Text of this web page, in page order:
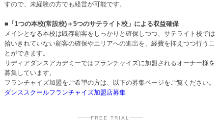
すので、未経験の方でも経営が可能です。
■「1つの本校(常設校)＋5つのサテライト校」による収益確保
メインとなる本校は既存顧客をしっかりと確保しつつ、サテライト校では
拾いきれていない顧客の確保やエリアへの進出を、経費を抑えつつ行うこ
とができます。
リディアダンスアカデミーではフランチャイズに加盟されるオーナー様を
募集しています。
フランチャイズ加盟をご希望の方は、以下の募集ページをご覧ください。
ダンススクールフランチャイズ加盟店募集
FREE TRIAL